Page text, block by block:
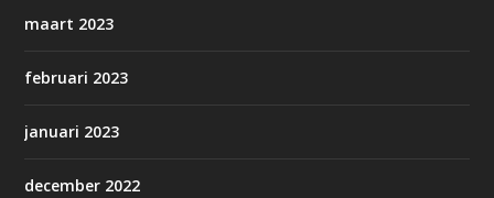
maart 2023
februari 2023
januari 2023
december 2022